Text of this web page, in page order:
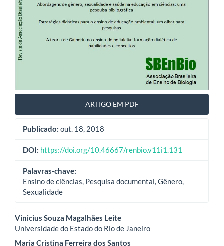
ARTIGO EM PDF
Publicado: out. 18, 2018
DOI: https://doi.org/10.46667/renbio.v11i1.131
Palavras-chave:
Ensino de ciências, Pesquisa documental, Gênero,
Sexualidade
Conteúdo
do
Vinicius Souza Magalhães Leite
Universidade do Estado do Rio de Janeiro
Maria Cristina Ferreira dos Santos